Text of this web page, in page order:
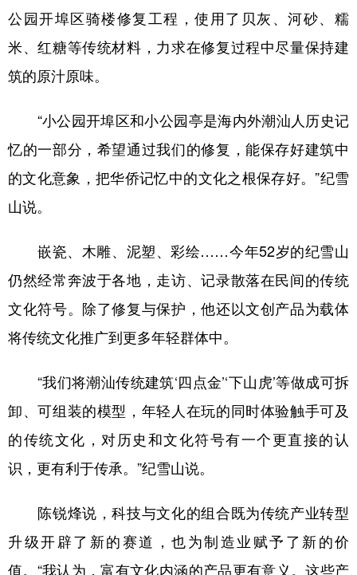
公园开埠区骑楼修复工程，使用了贝灰、河砂、糯
米、红糖等传统材料，力求在修复过程中尽量保持建
筑的原汁原味。
“小公园开埠区和小公园亭是海内外潮汕人历史记
忆的一部分，希望通过我们的修复，能保存好建筑中
的文化意象，把华侨记忆中的文化之根保存好。”纪雪
山说。
嵌瓷、木雕、泥塑、彩绘……今年52岁的纪雪山
仍然经常奔波于各地，走访、记录散落在民间的传统
文化符号。除了修复与保护，他还以文创产品为载体
将传统文化推广到更多年轻群体中。
“我们将潮汕传统建筑‘四点金’‘下山虎’等做成可拆
卸、可组装的模型，年轻人在玩的同时体验触手可及
的传统文化，对历史和文化符号有一个更直接的认
识，更有利于传承。”纪雪山说。
陈锐烽说，科技与文化的组合既为传统产业转型
升级开辟了新的赛道，也为制造业赋予了新的价
值。“我认为，富有文化内涵的产品更有意义。这些产